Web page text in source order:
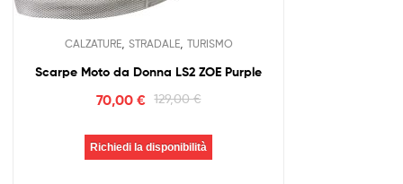
CALZATURE, STRADALE, TURISMO
Scarpe Moto da Donna LS2 ZOE Purple
129,00€
70,00 €
Richiedi la disponibilità